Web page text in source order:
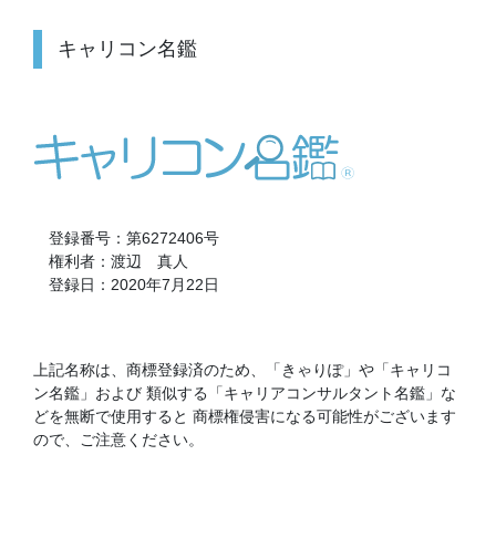
キャリコン名鑑
登録番号：第6272406号
権利者：渡辺 真人
登録日：2020年7月22日
上記名称は、商標登録済のため、「きゃりぽ」や「キャリコ
ン名鑑」および 類似する「キャリアコンサルタント名鑑」な
どを無断で使用すると 商標権侵害になる可能性がございます
ので、ご注意ください。